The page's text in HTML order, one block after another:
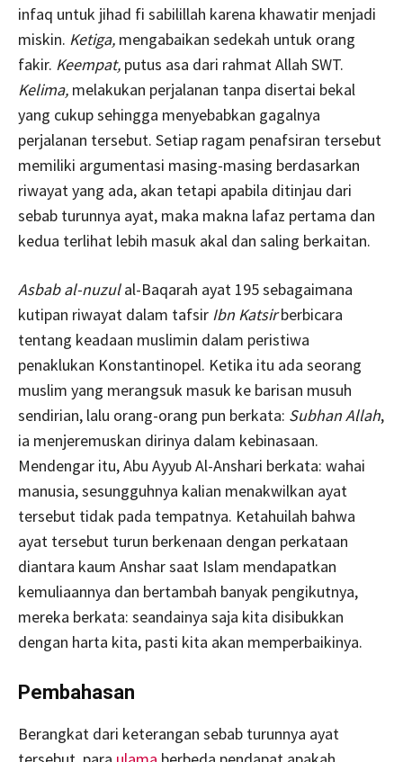
infaq untuk jihad fi sabilillah karena khawatir menjadi
miskin. Ketiga, mengabaikan sedekah untuk orang
fakir. Keempat, putus asa dari rahmat Allah SWT.
Kelima, melakukan perjalanan tanpa disertai bekal
yang cukup sehingga menyebabkan gagalnya
perjalanan tersebut. Setiap ragam penafsiran tersebut
memiliki argumentasi masing-masing berdasarkan
riwayat yang ada, akan tetapi apabila ditinjau dari
sebab turunnya ayat, maka makna lafaz pertama dan
kedua terlihat lebih masuk akal dan saling berkaitan.
Asbab al-nuzulal-Baqarah ayat 195 sebagaimana
kutipan riwayat dalam tafsir Ibn Katsirberbicara
tentang keadaan muslimin dalam peristiwa
penaklukan Konstantinopel. Ketika itu ada seorang
muslim yang merangsuk masuk ke barisan musuh
sendirian, lalu orang-orang pun berkata: Subhan Allah,
ia menjeremuskan dirinya dalam kebinasaan.
Mendengar itu, Abu Ayyub Al-Anshari berkata: wahai
manusia, sesungguhnya kalian menakwilkan ayat
tersebut tidak pada tempatnya. Ketahuilah bahwa
ayat tersebut turun berkenaan dengan perkataan
diantara kaum Anshar saat Islam mendapatkan
kemuliaannya dan bertambah banyak pengikutnya,
mereka berkata: seandainya saja kita disibukkan
dengan harta kita, pasti kita akan memperbaikinya.
Pembahasan
Berangkat dari keterangan sebab turunnya ayat